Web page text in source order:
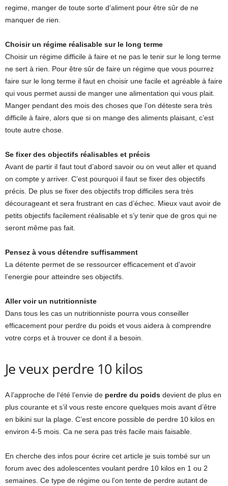
regime, manger de toute sorte d’aliment pour être sûr de ne
manquer de rien.
Choisir un régime réalisable sur le long terme
Choisir un régime difficile à faire et ne pas le tenir sur le long terme
ne sert à rien. Pour être sûr de faire un régime que vous pourrez
faire sur le long terme il faut en choisir une facile et agréable à faire
qui vous permet aussi de manger une alimentation qui vous plait.
Manger pendant des mois des choses que l’on déteste sera très
difficile à faire, alors que si on mange des aliments plaisant, c’est
toute autre chose.
Se fixer des objectifs réalisables et précis
Avant de partir il faut tout d’abord savoir ou on veut aller et quand
on compte y arriver. C’est pourquoi il faut se fixer des objectifs
précis. De plus se fixer des objectifs trop difficiles sera très
décourageant et sera frustrant en cas d’échec. Mieux vaut avoir de
petits objectifs facilement réalisable et s’y tenir que de gros qui ne
seront même pas fait.
Pensez à vous détendre suffisamment
La détente permet de se ressourcer efficacement et d’avoir
l’energie pour atteindre ses objectifs.
Aller voir un nutritionniste
Dans tous les cas un nutritionniste pourra vous conseiller
efficacement pour perdre du poids et vous aidera à comprendre
votre corps et à trouver ce dont il a besoin.
Je veux perdre 10 kilos
A l’approche de l‘été l’envie de perdre du poids devient de plus en
plus courante et s’il vous reste encore quelques mois avant d’être
en bikini sur la plage. C’est encore possible de perdre 10 kilos en
environ 4-5 mois. Ca ne sera pas très facile mais faisable.
En cherche des infos pour écrire cet article je suis tombé sur un
forum avec des adolescentes voulant perdre 10 kilos en 1 ou 2
semaines. Ce type de régime ou l’on tente de perdre autant de